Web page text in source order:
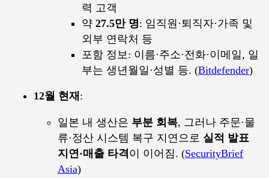
력 고객
약 27.5만 명: 임직원·퇴직자·가족 및
외부 연락처 등
포함 정보: 이름·주소·전화·이메일, 일
부는 생년월일·성별 등. (Bitdefender)
12월 현재 :
일본 내 생산은 부분 회복, 그러나 주문·물
류·정산 시스템 복구 지연으로 실적 발표
지연·매출 타격이 이어짐. (SecurityBrief
Asia)